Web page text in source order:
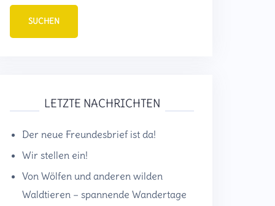
LETZTE NACHRICHTEN
Der neue Freundesbrief ist da!
Wir stellen ein!
Von Wölfen und anderen wilden
Waldtieren – spannende Wandertage